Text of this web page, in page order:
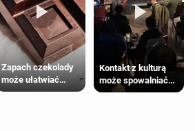
Zapach czekolady
może ułatwiać
trening siłowy
Kontakt z kulturą
może spowalniać
starzenie